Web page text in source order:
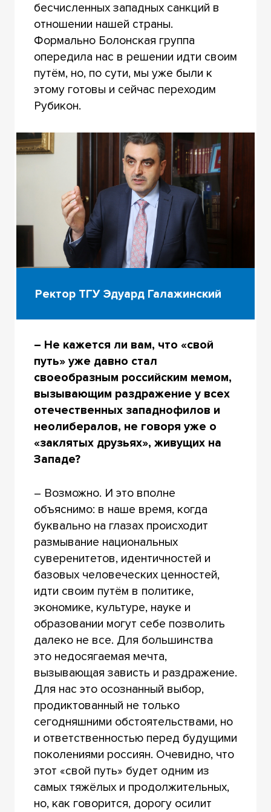
бесчисленных западных санкций в
отношении нашей страны.
Формально Болонская группа
опередила нас в решении идти своим
путём, но, по сути, мы уже были к
этому готовы и сейчас переходим
Рубикон.
Ректор ТГУ Эдуард Галажинский
– Не кажется ли вам, что «свой
путь» уже давно стал
своеобразным российским мемом,
вызывающим раздражение у всех
отечественных западнофилов и
неолибералов, не говоря уже о
«заклятых друзьях», живущих на
Западе?
– Возможно. И это вполне
объяснимо: в наше время, когда
буквально на глазах происходит
размывание национальных
суверенитетов, идентичностей и
базовых человеческих ценностей,
идти своим путём в политике,
экономике, культуре, науке и
образовании могут себе позволить
далеко не все. Для большинства
это недосягаемая мечта,
вызывающая зависть и раздражение.
Для нас это осознанный выбор,
продиктованный не только
сегодняшними обстоятельствами, но
и ответственностью перед будущими
поколениями россиян. Очевидно, что
этот «свой путь» будет одним из
самых тяжёлых и продолжительных,
но, как говорится, дорогу осилит